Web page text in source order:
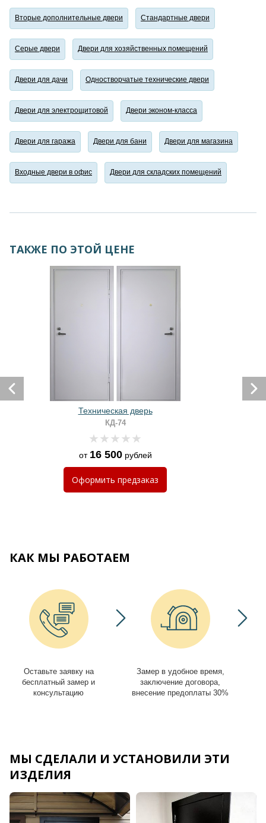
Вторые дополнительные двери Стандартные двери
Серые двери Двери для хозяйственных помещений
Двери для дачи Одностворчатые технические двери
Двери для электрощитовой Двери эконом-класса
Двери для гаража Двери для бани Двери для магазина
Входные двери в офис Двери для складских помещений
ТАКЖЕ ПО ЭТОЙ ЦЕНЕ
Техническая дверь
КД-74
от 16 500рублей
Оформить предзаказ
КАК МЫ РАБОТАЕМ
Оставьте заявку на
бесплатный замер и
консультацию
Замер в удобное время,
заключение договора,
внесение предоплаты 30%
МЫ СДЕЛАЛИ И УСТАНОВИЛИ ЭТИ
ИЗДЕЛИЯ